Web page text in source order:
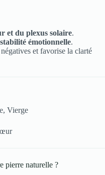
et du plexus solaire.
émotionnelle.
et favorise la clarté
Vierge
pierre naturelle ?